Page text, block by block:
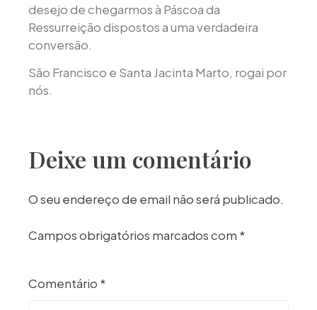
desejo de chegarmos à Páscoa da
Ressurreição dispostos a uma verdadeira
conversão.
São Francisco e Santa Jacinta Marto, rogai por
nós.
Deixe um comentário
O seu endereço de email não será publicado.
Campos obrigatórios marcados com *
Comentário *